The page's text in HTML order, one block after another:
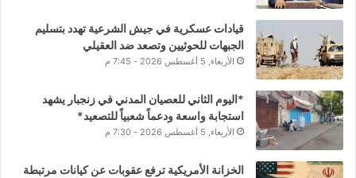
قيادات عسكرية في جيش الشرعية تهدد بتسليم
الجبهات للحوثيين وتصعد ضد العقيلي
الأربعاء, 5 أغسطس 2026 - 7:45 م
*اليوم الثاني للعصيان المدني في زنجبار يشهد
استجابة واسعة ودعماً شعبياً للتصعيد*
الأربعاء, 5 أغسطس 2026 - 7:30 م
الخزانة الأمريكية ترفع عقوبات عن كيانات مرتبطة